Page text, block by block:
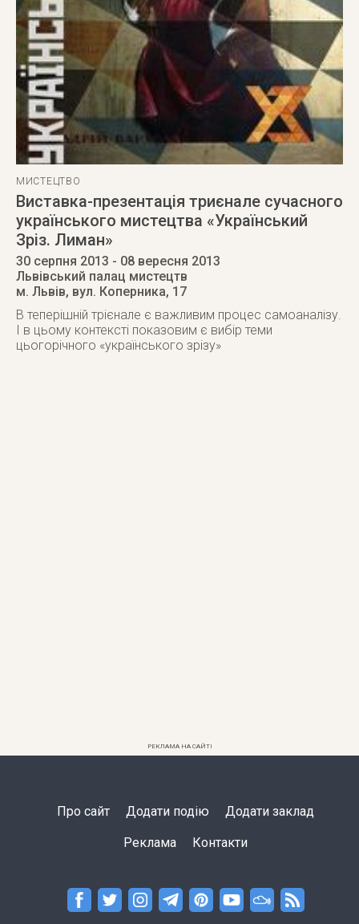
МИСТЕЦТВО
Виставка-презентація триєнале сучасного
українського мистецтва «Український
Зріз. Лиман»
30 серпня 2013 - 08 вересня 2013
Львівський палац мистецтв
м. Львів, вул. Коперника, 17
В теперішній трієнале є важливим процес самоаналізу.
І в цьому контексті показовим є вибір теми
цьогорічного «українського зрізу»
РЕКЛАМА НА САЙТІ
Про сайт Додати подію Додати заклад
Реклама Контакти